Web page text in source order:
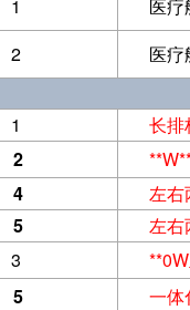
1
医疗
2
医
1 长排
2
4
左右
5
左右
3
5
一体